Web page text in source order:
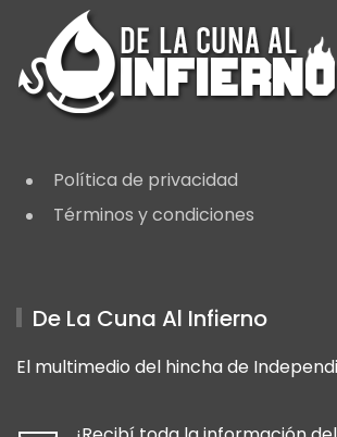
Política de privacidad
Términos y condiciones
De La Cuna Al Infierno
El multimedio del hincha de